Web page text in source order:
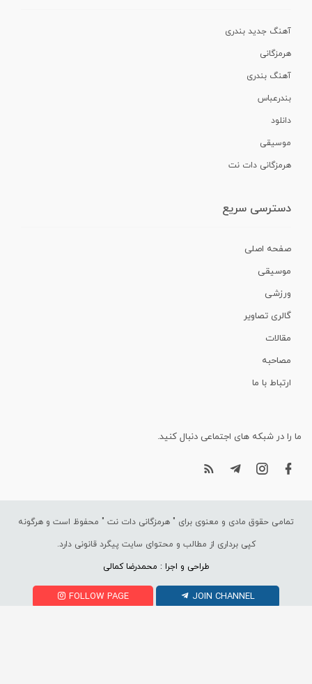
آهنگ جدید بندری
هرمزگانی
آهنگ بندری
بندرعباس
دانلود
موسیقی
هرمزگانی دات نت
دسترسی سریع
صفحه اصلی
موسیقی
ورزشی
گالری تصاویر
مقالات
مصاحبه
ارتباط با ما
ما را در شبکه های اجتماعی دنبال کنید.
تمامی حقوق مادی و معنوی برای " هرمزگانی دات نت " محفوظ است و هرگونه
کپی برداری از مطالب و محتوای سایت پیگرد قانونی دارد.
طراحی و اجرا : محمدرضا کمالی
FOLLOW PAGE JOIN CHANNEL